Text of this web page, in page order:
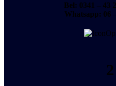
Bel: 0341 – 43
Whatsapp: 06
2